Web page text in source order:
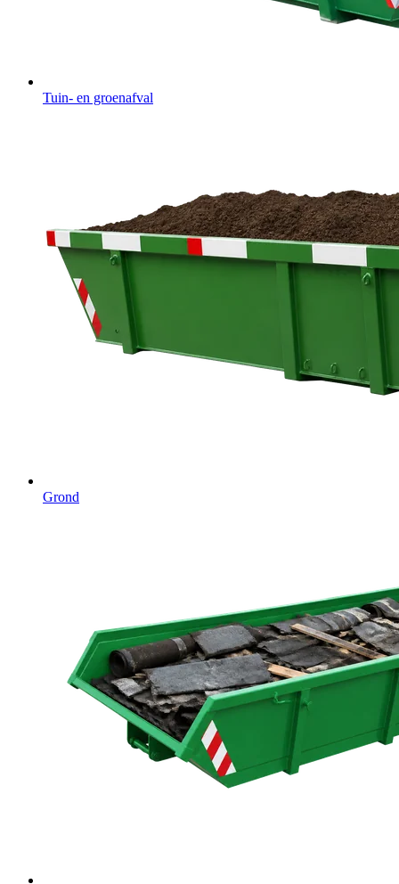
Tuin- en groenafval
Grond